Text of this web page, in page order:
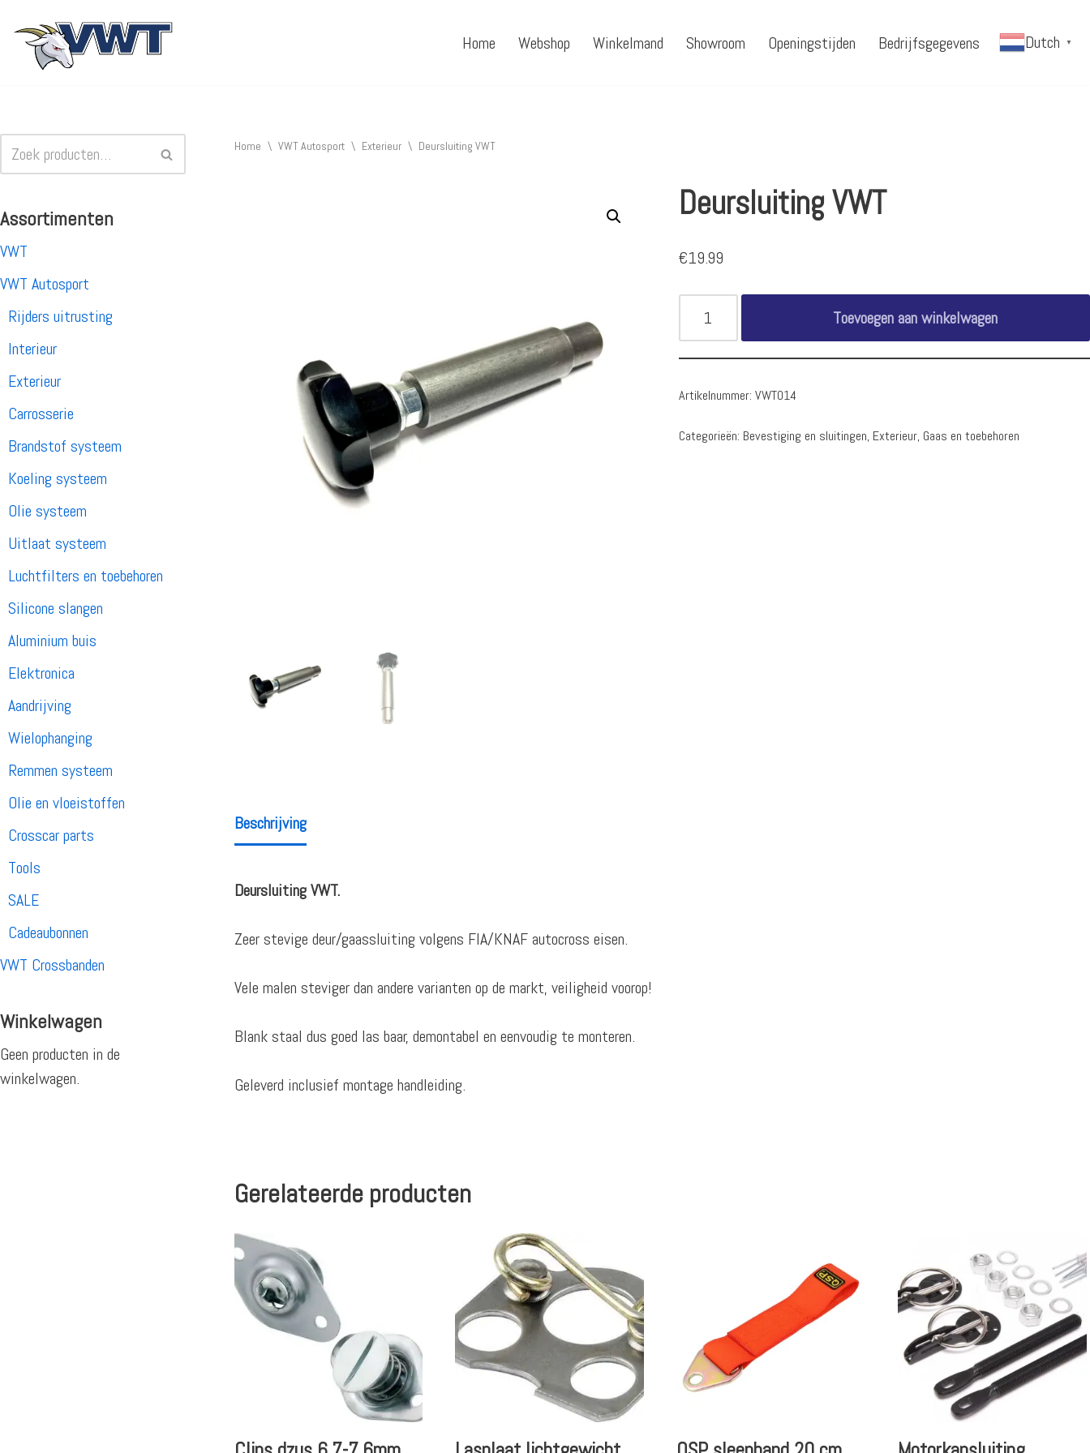
Ga
Home Webshop Winkelmand Showroom Openingstijden Bedrijfsgegevens Dutch ▼
Assortimenten
VWT
VWT Autosport
Rijders uitrusting
Interieur
Exterieur
Carrosserie
Brandstof systeem
Koeling systeem
Olie systeem
Uitlaat systeem
Luchtfilters en toebehoren
Silicone slangen
Aluminium buis
Elektronica
Aandrijving
Wielophanging
Remmen systeem
Olie en vloeistoffen
Crosscar parts
Tools
SALE
Cadeaubonnen
VWT Crossbanden
Winkelwagen
Geen producten in de
winkelwagen.
Home \ VWT Autosport \ Exterieur \ Deursluiting VWT
Deursluiting VWT
€19.99
Toevoegen aan winkelwagen
Artikelnummer:VWT014
Categorieën: Bevestiging en sluitingen, Exterieur, Gaas en toebehoren
Beschrijving
Deursluiting VWT.
Zeer stevige deur/gaassluiting volgens FIA/KNAF autocross eisen.
Vele malen steviger dan andere varianten op de markt, veiligheid voorop!
Blank staal dus goed las baar, demontabel en eenvoudig te monteren.
Geleverd inclusief montage handleiding.
Gerelateerde producten